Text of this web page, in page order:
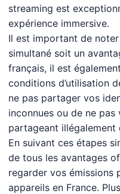
streaming est
expérience immersive.
Il est important de
simultané soit un
français, il est
conditions d’utilisation
ne pas partager vos
inconnues ou de ne pas
partageant illégalement
En suivant ces étapes
de tous les avantages
regarder vos émissions
appareils en France.